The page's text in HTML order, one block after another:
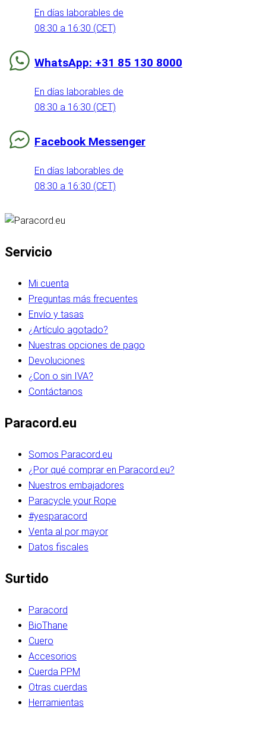
En días laborables de
08:30 a 16:30 (CET)
WhatsApp: +31 85 130 8000
En días laborables de
08:30 a 16:30 (CET)
Facebook Messenger
En días laborables de
08:30 a 16:30 (CET)
Servicio
Mi cuenta
Preguntas más frecuentes
Envío y tasas
¿Artículo agotado?
Nuestras opciones de pago
Devoluciones
¿Con o sin IVA?
Contáctanos
Paracord.eu
Somos Paracord.eu
¿Por qué comprar en Paracord.eu?
Nuestros embajadores
Paracycle your Rope
#yesparacord
Venta al por mayor
Datos fiscales
Surtido
Paracord
BioThane
Cuero
Accesorios
Cuerda PPM
Otras cuerdas
Herramientas